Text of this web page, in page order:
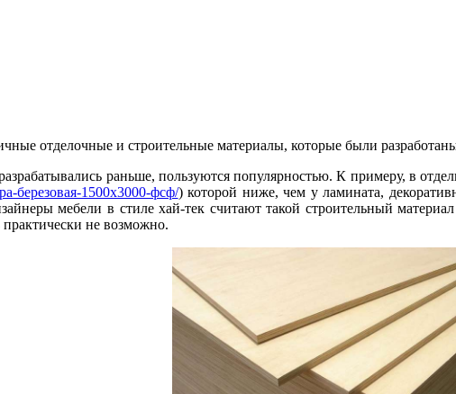
отделочные и строительные материалы, которые были
раньше, пользуются популярностью. К примеру, в
березовая-1500х3000-фсф/) которой ниже, чем у ламината,
мебели в стиле хай-тек считают такой строительный
не возможно.